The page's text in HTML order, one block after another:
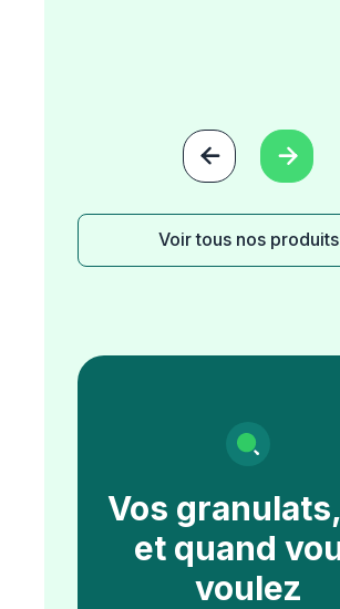
 
Voir tous nos produits
Vos
et quand
voulez